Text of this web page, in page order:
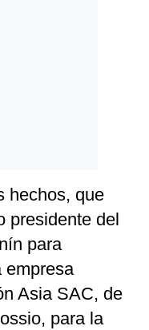
hechos, que
presidente del
para
empresa
Asia SAC, de
para la